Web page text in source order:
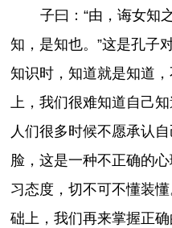
子曰：“由，诲女知
知，是知也。”这是孔子
知识时，知道就是知道
上，我们很难知道自己
人们很多时候不愿承认
脸，这是一种不正确的
习态度，切不可不懂装
础上，我们再来掌握正确